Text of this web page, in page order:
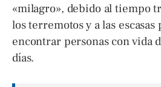
«milagro», debido al tiempo
los terremotos y a las
encontrar personas con vida
días.